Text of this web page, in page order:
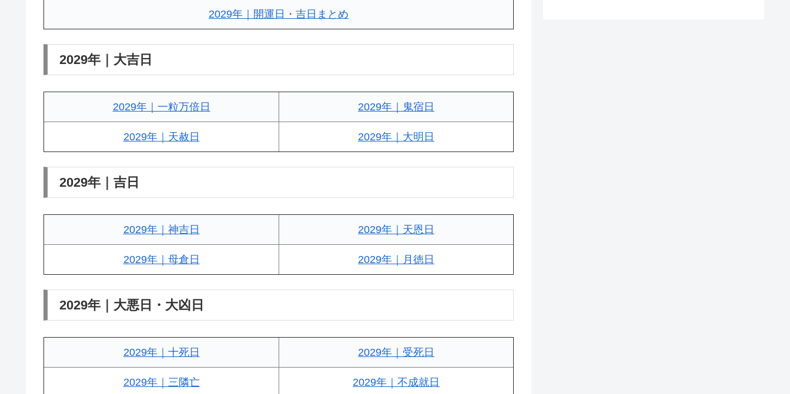
2029年｜開運日・吉日まとめ
2029年｜大吉日
2029年｜一粒万倍日 2029年｜鬼宿日
2029年｜天赦日 2029年｜大明日
2029年｜吉日
2029年｜神吉日 2029年｜天恩日
2029年｜母倉日 2029年｜月徳日
2029年｜大悪日・大凶日
2029年｜十死日 2029年｜受死日
2029年｜三隣亡 2029年｜不成就日